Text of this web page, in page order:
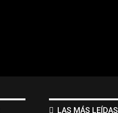
LAS MÁS LEÍDAS